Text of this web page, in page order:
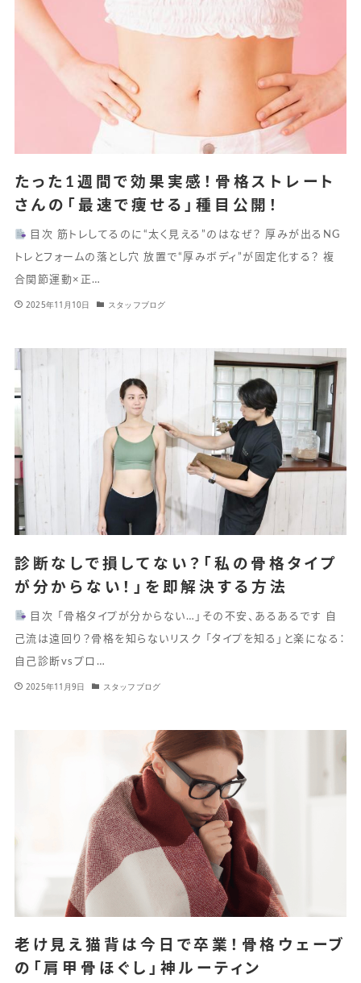
たった1週間で効果実感！骨格ストレート
さんの「最速で痩せる」種目公開！
目次 筋トレしてるのに“太く見える”のはなぜ？ 厚みが出るNG
トレとフォームの落とし穴 放置で“厚みボディ”が固定化する？ 複
合関節運動×正…
2025年11月10日 スタッフブログ
診断なしで損してない？「私の骨格タイプ
が分からない！」を即解決する方法
目次 「骨格タイプが分からない…」その不安、あるあるです 自
己流は遠回り？骨格を知らないリスク 「タイプを知る」と楽になる：
自己診断vsプロ…
2025年11月9日 スタッフブログ
老け見え猫背は今日で卒業！骨格ウェーブ
の「肩甲骨ほぐし」神ルーティン